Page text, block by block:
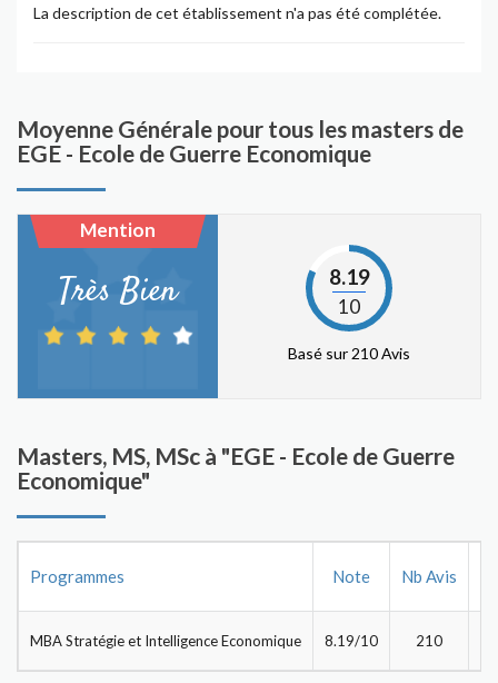
La description de cet établissement n'a pas été complétée.
Moyenne Générale pour tous les masters de
EGE - Ecole de Guerre Economique
Mention
Très Bien 8.19
10
Basé sur 210 Avis
Masters, MS, MSc à "EGE - Ecole de Guerre
Economique"
Programmes Note Nb Avis
MBA Stratégie et Intelligence Economique 8.19/10 210